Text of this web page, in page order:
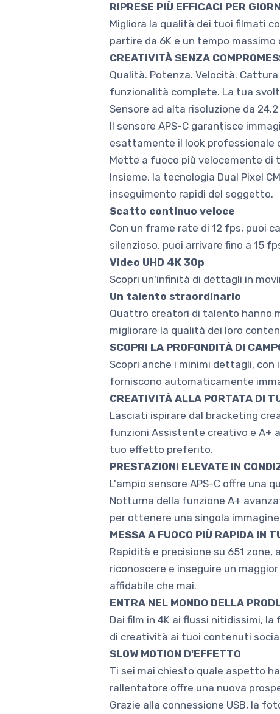
RIPRESE PIÙ EFFICACI PER
Migliora la qualità dei tuoi filmati
partire da 6K e un tempo
CREATIVITÀ SENZA
Qualità. Potenza. Velocità.
funzionalità complete. La tua
Sensore ad alta risoluzione da 24.2
Il sensore APS-C garantisce
esattamente il look professionale
Mette a fuoco più velocemente di
Insieme, la tecnologia Dual Pixel
inseguimento rapidi del soggetto.
Scatto continuo veloce
Con un frame rate di 12 fps, puoi
silenzioso, puoi arrivare fino a 15
Video UHD 4K 30p
Scopri un'infinità di dettagli in
Un talento straordinario
Quattro creatori di talento hanno
migliorare la qualità dei loro
SCOPRI LA PROFONDITÀ DI
Scopri anche i minimi dettagli,
forniscono automaticamente
CREATIVITÀ ALLA PORTATA DI
Lasciati ispirare dal bracketing
funzioni Assistente creativo e A+
tuo effetto preferito.
PRESTAZIONI ELEVATE IN
L'ampio sensore APS-C offre una
Notturna della funzione A+
per ottenere una singola
MESSA A FUOCO PIÙ RAPIDA IN
Rapidità e precisione su 651 zone,
riconoscere e inseguire un
affidabile che mai.
ENTRA NEL MONDO DELLA
Dai film in 4K ai flussi nitidissimi,
di creatività ai tuoi contenuti
SLOW MOTION D'EFFETTO
Ti sei mai chiesto quale aspetto
rallentatore offre una nuova
Grazie alla connessione USB, la